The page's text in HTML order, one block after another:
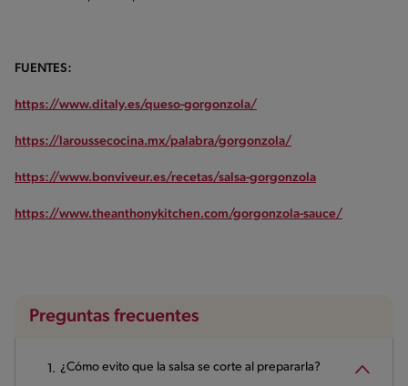
FUENTES:
https://www.ditaly.es/queso-gorgonzola/
https://laroussecocina.mx/palabra/gorgonzola/
https://www.bonviveur.es/recetas/salsa-gorgonzola
https://www.theanthonykitchen.com/gorgonzola-sauce/
Preguntas frecuentes
¿Cómo evito que la salsa se corte al prepararla?